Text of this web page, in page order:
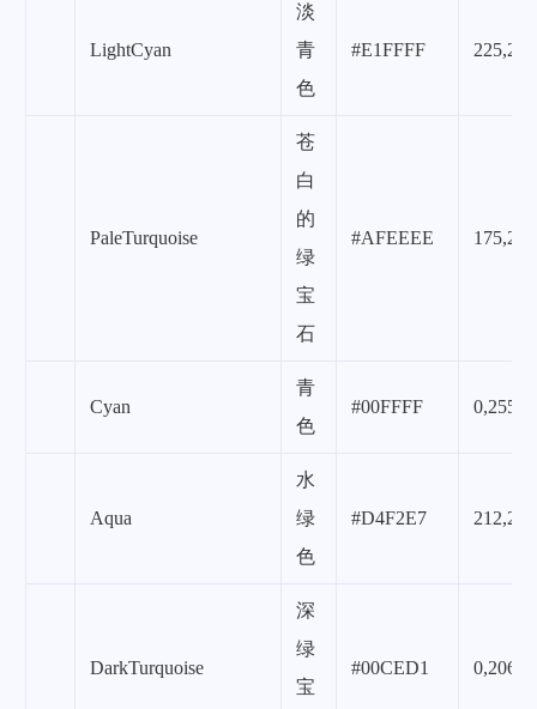
LightCyan
淡
青
色
#E1FFFF
PaleTurquoise
苍
白
的
绿
宝
石
#AFEEEE
Cyan
青
色
#00FFFF
Aqua
水
绿
色
#D4F2E7
DarkTurquoise
深
绿
宝
#00CED1